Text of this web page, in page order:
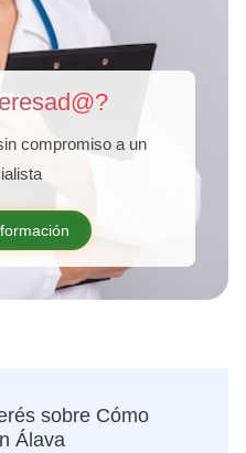
compromiso a un
sobre Cómo
Álava